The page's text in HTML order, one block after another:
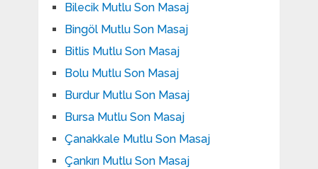
Bilecik Mutlu Son Masaj
Bingöl Mutlu Son Masaj
Bitlis Mutlu Son Masaj
Bolu Mutlu Son Masaj
Burdur Mutlu Son Masaj
Bursa Mutlu Son Masaj
Çanakkale Mutlu Son Masaj
Çankırı Mutlu Son Masaj